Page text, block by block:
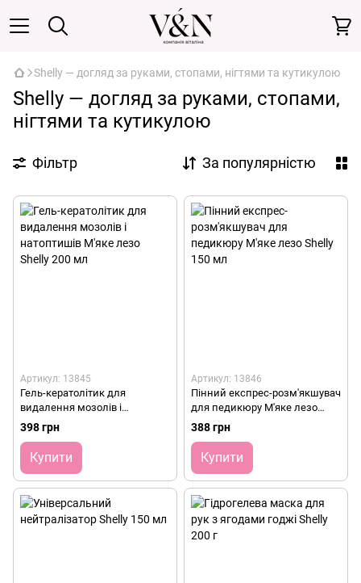
Shelly — догляд за руками, стопами, нігтями та кутикулою
Shelly — догляд за руками, стопами,
нігтями та кутикулою
Фільтр За популярністю
Артикул: 13845
Гель-кератолітик для
видалення мозолів і
натоптишів М'яке лезо Shelly
200 мл
398 грн
Купити
Артикул: 13846
Пінний експрес-розм'якшувач
для педикюру М'яке лезо
Shelly 150 мл
388 грн
Купити